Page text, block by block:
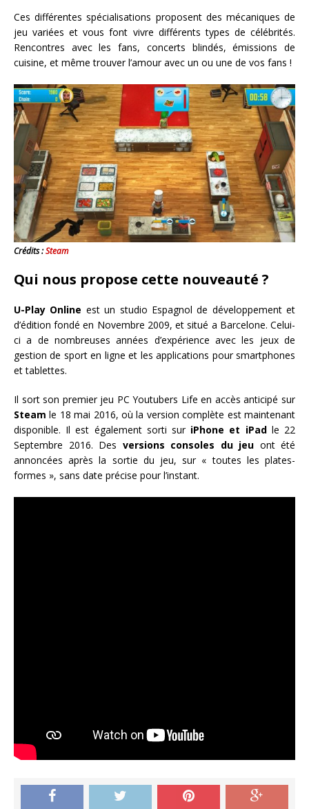
Ces différentes spécialisations proposent des mécaniques de
jeu variées et vous font vivre différents types de célébrités.
Rencontres avec les fans, concerts blindés, émissions de
cuisine, et même trouver l’amour avec un ou une de vos fans !
Crédits :Steam
Qui nous propose cette nouveauté ?
U-Play Online est un studio Espagnol de développement et
d’édition fondé en Novembre 2009, et situé a Barcelone. Celui-
ci a de nombreuses années d’expérience avec les jeux de
gestion de sport en ligne et les applications pour smartphones
et tablettes.
Il sort son premier jeu PC Youtubers Life en accès anticipé sur
Steam le 18 mai 2016, où la version complète est maintenant
disponible. Il est également sorti sur iPhone et iPadle 22
Septembre 2016. Des versions consoles du jeu ont été
annoncées après la sortie du jeu, sur « toutes les plates-
formes », sans date précise pour l’instant.